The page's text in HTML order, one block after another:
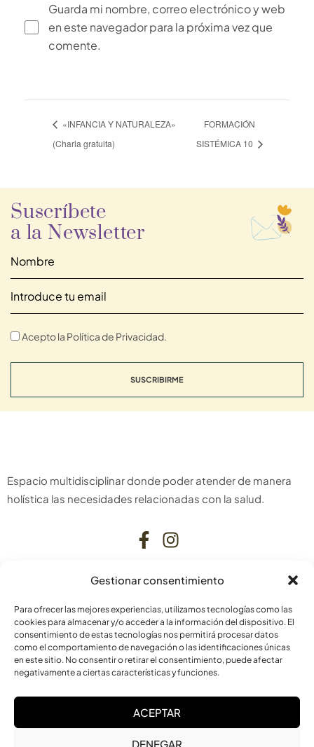
Gestionar consentimiento
Para ofrecer las mejores experiencias, utilizamos tecnologías como las
cookies para almacenar y/o acceder a la información del dispositivo. El
consentimiento de estas tecnologías nos permitirá procesar datos
como el comportamiento de navegación o las identificaciones únicas
en este sitio. No consentir o retirar el consentimiento, puede afectar
negativamente a ciertas características y funciones.
ACEPTAR
DENEGAR
Guarda mi nombre, correo electrónico y web
en este navegador para la próxima vez que
comente.
«INFANCIA Y NATURALEZA»
(Charla gratuita)
FORMACIÓN
SISTÉMICA 10
Suscríbete
a la Newsletter
Acepto la Política de Privacidad.
SUSCRIBIRME
Espacio multidisciplinar donde poder atender de manera
holística las necesidades relacionadas con la salud.
C. Bardenas Reales, 11, bajo
31006 Pamplona
Navarra